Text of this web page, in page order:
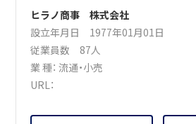
ヒラノ商事 株式会社
設立年月日 1977年01月01日
従業員数 87人
業 種：流通・小売
URL：